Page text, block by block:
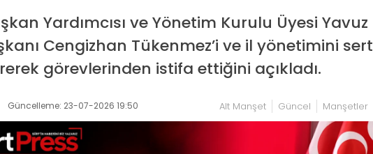
Yardımcısı ve Yönetim Kurulu Üyesi Yavuz
Cengizhan Tükenmez’i ve il yönetimini sert
görevlerinden istifa ettiğini açıkladı.
Güncelleme: 23-07-2026 19:50 Alt Manşet Güncel Manşetler